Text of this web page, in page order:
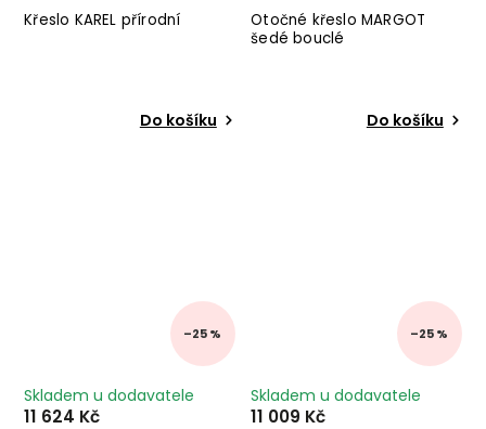
Křeslo KAREL přírodní
Do košíku
Otočné křeslo MARGOT
šedé bouclé
Do košíku
–25 %
Skladem u dodavatele
11 624 Kč
–25 %
Skladem u dodavatele
11 009 Kč